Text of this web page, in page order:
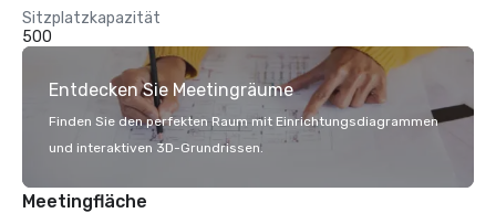
Sitzplatzkapazität
500
Entdecken Sie Meetingräume
Finden Sie den perfekten Raum mit Einrichtungsdiagrammen
und interaktiven 3D-Grundrissen.
Meetingfläche